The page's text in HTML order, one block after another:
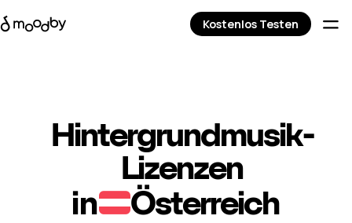
Hintergrundmusik-
Lizenzen
in
Österreich
Kostenlos Testen